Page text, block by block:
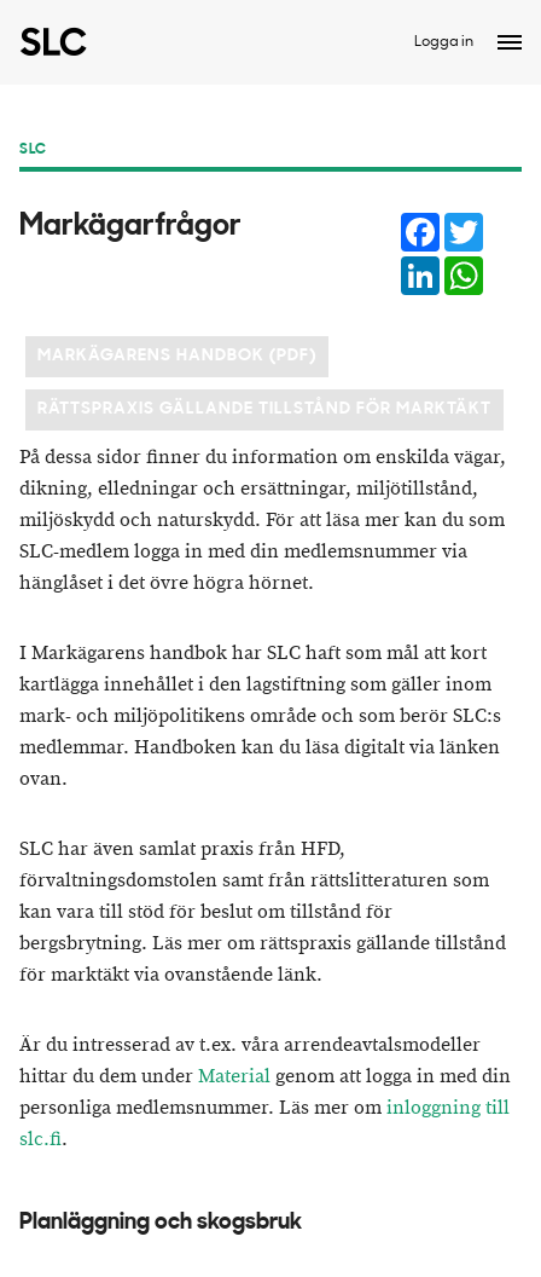
Logga in
SLC
Markägarfrågor Facebook
LinkedIn
MARKÄGARENS HANDBOK (PDF)
RÄTTSPRAXIS GÄLLANDE TILLSTÅND FÖR MARKTÄKT
På dessa sidor finner du information om enskilda vägar,
dikning, elledningar och ersättningar, miljötillstånd,
miljöskydd och naturskydd. För att läsa mer kan du som
SLC-medlem logga in med din medlemsnummer via
hänglåset i det övre högra hörnet.
I Markägarens handbok har SLC haft som mål att kort
kartlägga innehållet i den lagstiftning som gäller inom
mark- och miljöpolitikens område och som berör SLC:s
medlemmar. Handboken kan du läsa digitalt via länken
ovan.
SLC har även samlat praxis från HFD,
förvaltningsdomstolen samt från rättslitteraturen som
kan vara till stöd för beslut om tillstånd för
bergsbrytning. Läs mer om rättspraxis gällande tillstånd
för marktäktvia ovanstående länk.
Är du intresserad av t.ex. våra arrendeavtalsmodeller
hittar du dem underMaterialgenom att logga in med din
personliga medlemsnummer. Läs mer ominloggning till
slc.fi.
Planläggning och skogsbruk